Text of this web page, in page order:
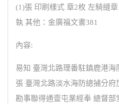
(1)張 印刷樣式 章2枚 左騎縫
執 其他：金廣福文書381
內容:
易知 臺灣北路理番駐鎮鹿港
張 臺灣北路淡水海防總捕分
勘事聯得通壹屯業經奉 總督